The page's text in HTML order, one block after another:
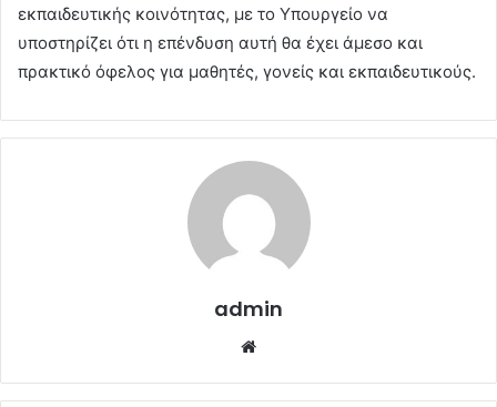
εκπαιδευτικής κοινότητας, με το Υπουργείο να
υποστηρίζει ότι η επένδυση αυτή θα έχει άμεσο και
πρακτικό όφελος για μαθητές, γονείς και εκπαιδευτικούς.
admin